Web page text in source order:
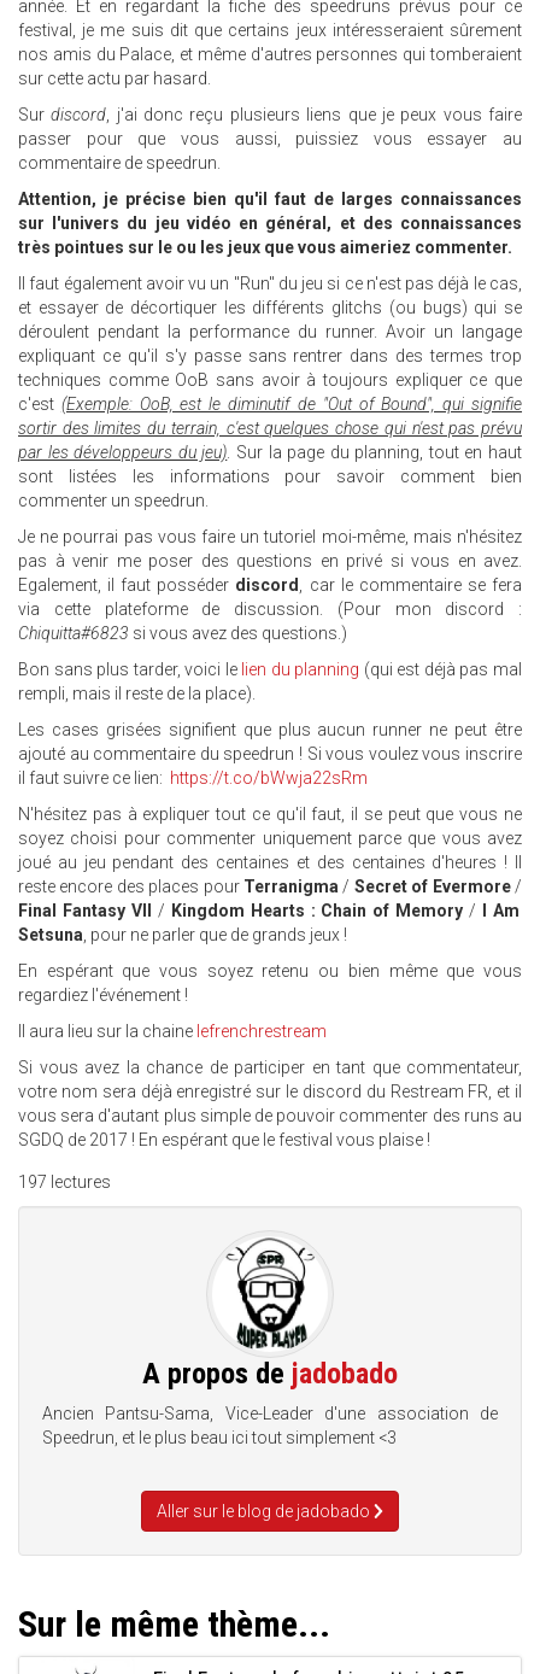
année. Et en regardant la fiche des speedruns prévus pour ce
festival, je me suis dit que certains jeux intéresseraient sûrement
nos amis du Palace, et même d'autres personnes qui tomberaient
sur cette actu par hasard.
Surdiscord , j'ai donc reçu plusieurs liens que je peux vous faire
passer pour que vous aussi, puissiez vous essayer au
commentaire de speedrun.
Attention, je précise bien qu'il faut de larges connaissances
sur l'univers du jeu vidéo en général, et des connaissances
très pointues sur le ou les jeux que vous aimeriez commenter.
Il faut également avoir vu un "Run" du jeu si ce n'est pas déjà le cas,
et essayer de décortiquer les différents glitchs (ou bugs) qui se
déroulent pendant la performance du runner. Avoir un langage
expliquant ce qu'il s'y passe sans rentrer dans des termes trop
techniques comme OoB sans avoir à toujours expliquer ce que
c'est (Exemple: OoB, est le diminutif de "Out of Bound", qui signifie
sortir des limites du terrain, c'est quelques chose qui n'est pas prévu
par les développeurs du jeu) . Sur la page du planning, tout en haut
sont listées les informations pour savoir comment bien
commenter un speedrun.
Je ne pourrai pas vous faire un tutoriel moi-même, mais n'hésitez
pas à venir me poser des questions en privé si vous en avez.
Egalement, il faut posséder discord
, car le commentaire se fera
via cette plateforme de discussion. (Pour mon discord :
Chiquitta#6823 si vous avez des questions.)
Bon sans plus tarder, voici lelien du planning (qui est déjà pas mal
rempli, mais il reste de la place).
Les cases grisées signifient que plus aucun runner ne peut être
ajouté au commentaire du speedrun ! Si vous voulez vous inscrire
il faut suivre ce lien: https://t.co/bWwja22sRm
N'hésitez pas à expliquer tout ce qu'il faut, il se peut que vous ne
soyez choisi pour commenter uniquement parce que vous avez
joué au jeu pendant des centaines et des centaines d'heures ! Il
reste encore des places pour Terranigma / Secret of Evermore /
Final Fantasy VII / Kingdom Hearts : Chain of Memory / I Am
Setsuna , pour ne parler que de grands jeux !
En espérant que vous soyez retenu ou bien même que vous
regardiez l'événement !
Il aura lieu sur la chaine lefrenchrestream
Si vous avez la chance de participer en tant que commentateur,
votre nom sera déjà enregistré sur le discord du Restream FR, et il
vous sera d'autant plus simple de pouvoir commenter des runs au
SGDQ de 2017 ! En espérant que le festival vous plaise !
197 lectures
A propos de jadobado
Ancien Pantsu-Sama, Vice-Leader d'une association de
Speedrun, et le plus beau ici tout simplement <3
Aller sur le blog de jadobado
Sur le même thème...